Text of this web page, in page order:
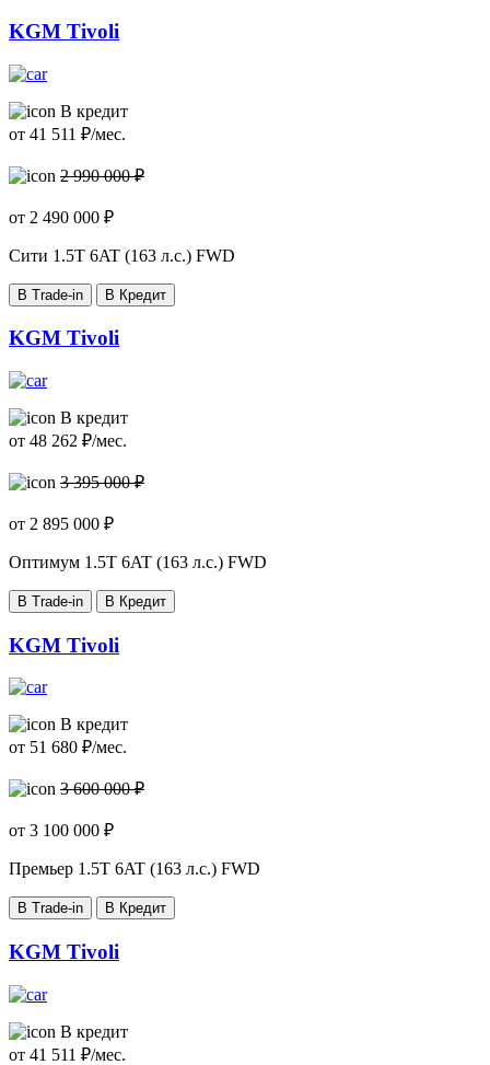
KGM Tivoli
В кредит
от 41 511 ₽/мес.
2 990 000 ₽
от 2 490 000 ₽
Сити 1.5T 6AT (163 л.с.) FWD
В Trade-in В Кредит
KGM Tivoli
В кредит
от 48 262 ₽/мес.
3 395 000 ₽
от 2 895 000 ₽
Оптимум 1.5T 6AT (163 л.с.) FWD
В Trade-in В Кредит
KGM Tivoli
В кредит
от 51 680 ₽/мес.
3 600 000 ₽
от 3 100 000 ₽
Премьер 1.5T 6AT (163 л.с.) FWD
В Trade-in В Кредит
KGM Tivoli
В кредит
от 41 511 ₽/мес.